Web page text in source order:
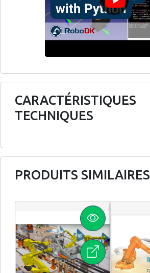
CARACTÉRISTIQUES
TECHNIQUES
PRODUITS SIMILAIRES